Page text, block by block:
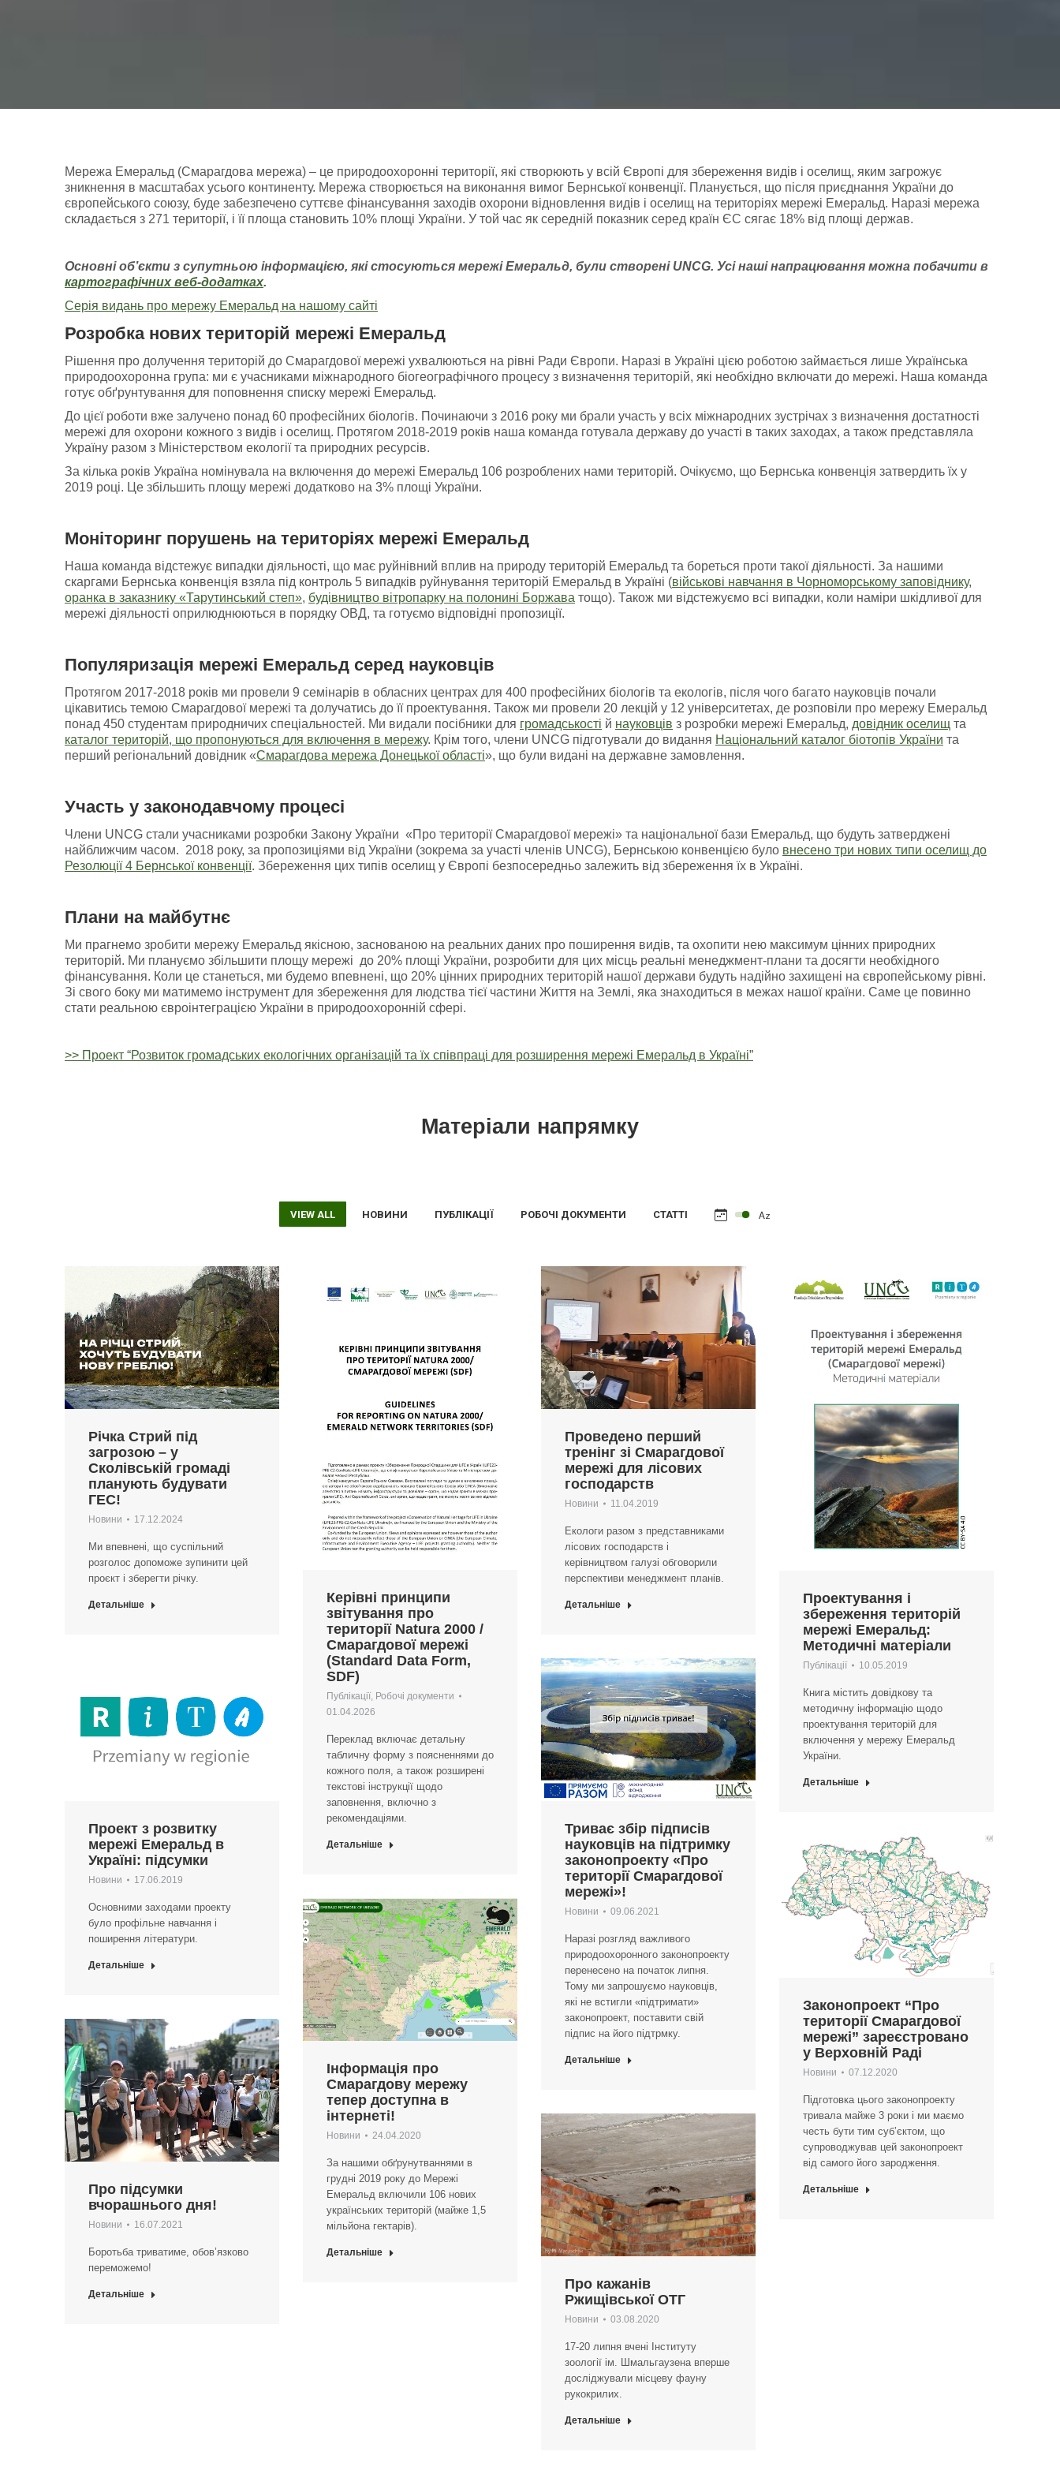
Мережа Емеральд (Смарагдова мережа) – це природоохоронні території, які створюють у всій Європі для збереження видів і оселищ, яким загрожує
зникнення в масштабах усього континенту. Мережа створюється на виконання вимог Бернської конвенції. Планується, що після приєднання України до
європейського союзу, буде забезпечено суттєве фінансування заходів охорони відновлення видів і оселищ на територіях мережі Емеральд. Наразі мережа
складається з 271 території, і її площа становить 10% площі України. У той час як середній показник серед країн ЄС сягає 18% від площі держав.
Основні об’єкти з супутньою інформацією, які стосуються мережі Емеральд, були створені UNCG. Усі наші напрацювання можна побачити в
картографічних веб-додатках.
Серія видань про мережу Емеральд на нашому сайті
Розробка нових територій мережі Емеральд
Рішення про долучення територій до Смарагдової мережі ухвалюються на рівні Ради Європи. Наразі в Україні цією роботою займається лише Українська
природоохоронна група: ми є учасниками міжнародного біогеографічного процесу з визначення територій, які необхідно включати до мережі. Наша команда
готує обґрунтування для поповнення списку мережі Емеральд.
До цієї роботи вже залучено понад 60 професійних біологів. Починаючи з 2016 року ми брали участь у всіх міжнародних зустрічах з визначення достатності
мережі для охорони кожного з видів і оселищ. Протягом 2018-2019 років наша команда готувала державу до участі в таких заходах, а також представляла
Україну разом з Міністерством екології та природних ресурсів.
За кілька років Україна номінувала на включення до мережі Емеральд 106 розроблених нами територій. Очікуємо, що Бернська конвенція затвердить їх у
2019 році. Це збільшить площу мережі додатково на 3% площі України.
Моніторинг порушень натериторіях мережі Емеральд
Наша команда відстежує випадки діяльності, що має руйнівний вплив на природу територій Емеральд та бореться проти такої діяльності. За нашими
скаргами Бернська конвенція взяла під контроль 5 випадків руйнування територій Емеральд в Україні (військові навчання в Чорноморському заповіднику,
оранка в заказнику «Тарутинський степ», будівництво вітропарку на полонині Боржава тощо). Також ми відстежуємо всі випадки, коли наміри шкідливої для
мережі діяльності оприлюднюються в порядку ОВД, та готуємо відповідні пропозиції.
Популяризація мережі Емеральд серед науковців
Протягом 2017-2018 років ми провели 9 семінарів в обласних центрах для 400 професійних біологів та екологів, після чого багато науковців почали
цікавитись темою Смарагдової мережі та долучатись до її проектування. Також ми провели 20 лекцій у 12 університетах, де розповіли про мережу Емеральд
понад 450 студентам природничих спеціальностей. Ми видали посібники для громадськості й науковців з розробки мережі Емеральд, довідник оселищ та
каталог територій, що пропонуються для включення в мережу. Крім того, члени UNCG підготували до видання Національний каталог біотопів України та
перший регіональний довідник «Смарагдова мережа Донецької області», що були видані на державне замовлення.
Участь у законодавчому процесі
Члени UNCG стали учасниками розробки Закону України «Про території Смарагдової мережі» та національної бази Емеральд, що будуть затверджені
найближчим часом. 2018 року, за пропозиціями від України (зокрема за участі членів UNCG), Бернською конвенцією було внесено три нових типи оселищ до
Резолюції 4 Бернської конвенції. Збереження цих типів оселищ у Європі безпосередньо залежить від збереження їх в Україні.
Плани на майбутнє
Ми прагнемо зробити мережу Емеральд якісною, заснованою на реальних даних про поширення видів, та охопити нею максимум цінних природних
територій. Ми плануємо збільшити площу мережі до 20% площі України, розробити для цих місць реальні менеджмент-плани та досягти необхідного
фінансування. Коли це станеться, ми будемо впевнені, що 20% цінних природних територій нашої держави будуть надійно захищені на європейському рівні.
Зі свого боку ми матимемо інструмент для збереження для людства тієї частини Життя на Землі, яка знаходиться в межах нашої країни. Саме це повинно
стати реальною євроінтеграцією України в природоохоронній сфері.
>> Проект “Розвиток громадських екологічних організацій та їх співпраці для розширення мережі Емеральд в Україні”
Матеріали напрямку
VIEW ALL НОВИНИ ПУБЛІКАЦІЇ РОБОЧІ ДОКУМЕНТИ СТАТТІ
Річка Стрий під
загрозою – у
Сколівській громаді
планують будувати
ГЕС!
Новини 17.12.2024
Ми впевнені, що суспільний
розголос допоможе зупинити цей
проєкт і зберегти річку.
Детальніше
Керівні принципи
звітування про
території Natura 2000 /
Смарагдової мережі
(Standard Data Form,
SDF)
Публікації, Робочі документи
01.04.2026
Переклад включає детальну
табличну форму з поясненнями до
кожного поля, а також розширені
текстові інструкції щодо
заповнення, включно з
рекомендаціями.
Детальніше
Проведено перший
тренінг зі Смарагдової
мережі для лісових
господарств
Новини 11.04.2019
Екологи разом з представниками
лісових господарств і
керівництвом галузі обговорили
перспективи менеджмент планів.
Детальніше
Проектування і
збереження територій
мережі Емеральд:
Методичні матеріали
Публікації 10.05.2019
Книга містить довідкову та
методичну інформацію щодо
проектування територій для
включення у мережу Емеральд
України.
Детальніше
Проект з розвитку
мережі Емеральд в
Україні: підсумки
Новини 17.06.2019
Основними заходами проекту
було профільне навчання і
поширення літератури.
Детальніше
Триває збір підписів
науковців на підтримку
законопроекту «Про
території Смарагдової
мережі»!
Новини 09.06.2021
Наразі розгляд важливого
природоохоронного законопроекту
перенесено на початок липня.
Тому ми запрошуємо науковців,
які не встигли «підтримати»
законопроект, поставити свій
підпис на його підтрмку.
Детальніше
Законопроект “Про
території Смарагдової
мережі” зареєстровано
у Верховній Раді
Новини 07.12.2020
Підготовка цього законопроекту
тривала майже 3 роки і ми маємо
честь бути тим суб’єктом, що
супроводжував цей законопроект
від самого його зародження.
Детальніше
Інформація про
Смарагдову мережу
тепер доступна в
інтернеті!
Новини 24.04.2020
За нашими обґрунутваннями в
грудні 2019 року до Мережі
Емеральд включили 106 нових
українських територій (майже 1,5
мільйона гектарів).
Детальніше
Про підсумки
вчорашнього дня!
Новини 16.07.2021
Боротьба триватиме, обов’язково
переможемо!
Детальніше
Про кажанів
Ржищівської ОТГ
Новини 03.08.2020
17-20 липня вчені Інституту
зоології ім. Шмальгаузена вперше
досліджували місцеву фауну
рукокрилих.
Детальніше